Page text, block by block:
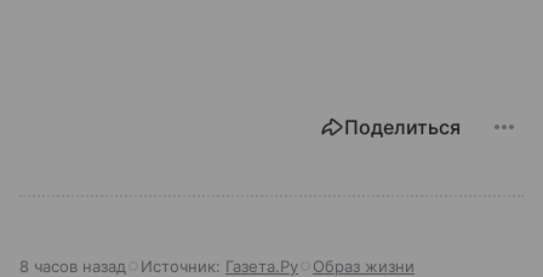
Поделиться
8 часов назад Источник: Газета.Ру Образ жизни